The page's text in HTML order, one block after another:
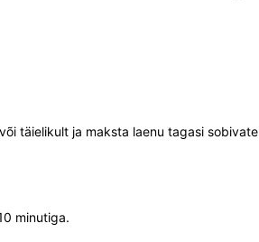
täielikult ja maksta laenu tagasi sobivate
minutiga.